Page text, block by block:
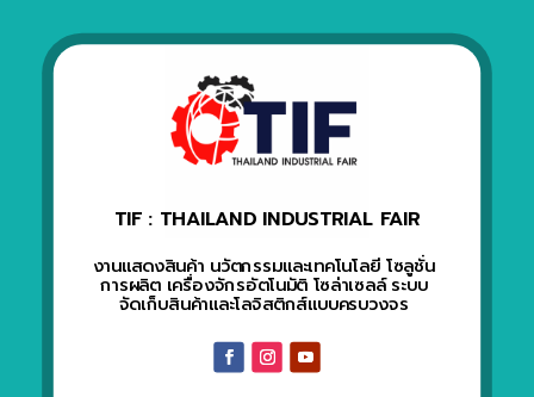
TIF : THAILAND INDUSTRIAL FAIR
งานแสดงสินค้า นวัตกรรมและเทคโนโลยี โซลูชั่น
การผลิต เครื่องจักรอัตโนมัติ โซล่าเซลล์ ระบบ
จัดเก็บสินค้าและโลจิสติกส์แบบครบวงจร